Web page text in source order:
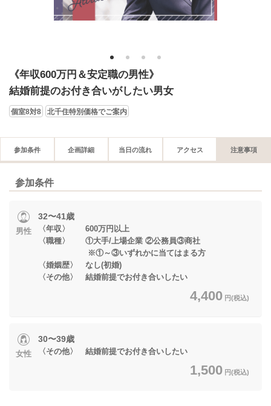
1 2 3 4
《年収600万円＆安定職の男性》
結婚前提のお付き合いがしたい男女
個室8対8 北千住特別価格でご案内
参加条件 企画詳細 当日の流れ アクセス 注意事項
参加条件
男性
32〜41歳
〈年収〉 600万円以上
〈職種〉 ①大手/上場企業 ②公務員③商社
※①～③いずれかに当てはまる方
​​​​​​​〈婚姻歴〉 なし(初婚)
〈その他〉 結婚前提でお付き合いしたい
4,400 円(税込)
女性
30〜39歳
〈その他〉 結婚前提でお付き合いしたい
1,500 円(税込)